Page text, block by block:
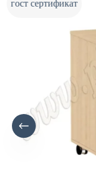
гост сертификат